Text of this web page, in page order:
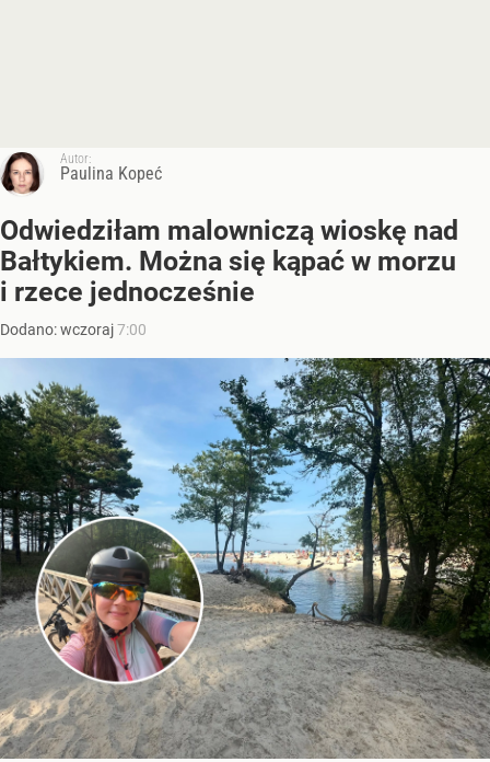
Autor:
Paulina Kopeć
Odwiedziłam malowniczą wioskę nad
Bałtykiem. Można się kąpać w morzu
i rzece jednocześnie
Dodano:wczoraj7:00